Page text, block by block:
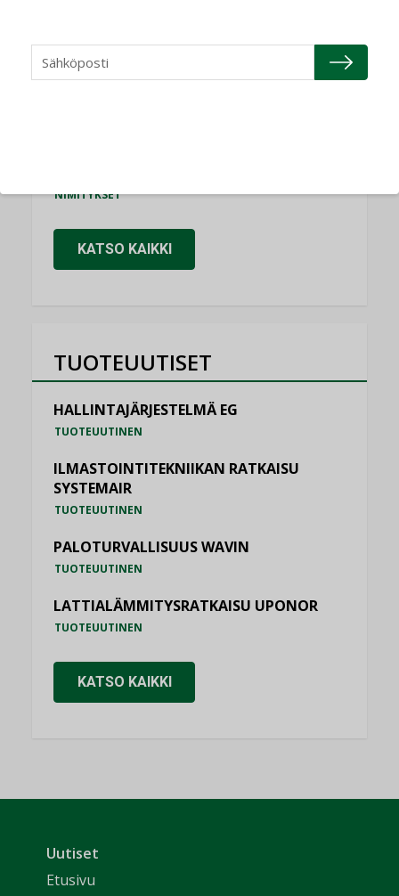
Refair
NIMITYKSET
NIMITYKSET
KATSO KAIKKI
TUOTEUUTISET
HALLINTAJÄRJESTELMÄ EG
TUOTEUUTINEN
ILMASTOINTITEKNIIKAN RATKAISU
SYSTEMAIR
TUOTEUUTINEN
PALOTURVALLISUUS WAVIN
TUOTEUUTINEN
LATTIALÄMMITYSRATKAISU UPONOR
TUOTEUUTINEN
KATSO KAIKKI
Uutiset
Etusivu